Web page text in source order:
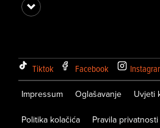
Tiktok Facebook
Impressum Oglašavanje Uvjeti
Politika kolačića Pravila privatnosti